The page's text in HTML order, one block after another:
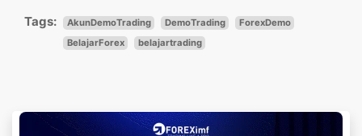
Tags: AkunDemoTrading DemoTrading
ForexDemo
BelajarForex
belajartrading